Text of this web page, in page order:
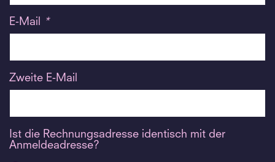
E-Mail *
Zweite E-Mail
Ist die Rechnungsadresse identisch mit der
Anmeldeadresse?